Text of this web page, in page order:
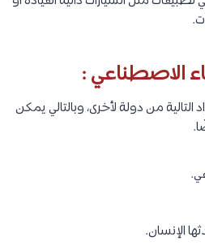
الاصطناعي :
من دولة لأخرى، وبالتالي يمكن
الإنسان.